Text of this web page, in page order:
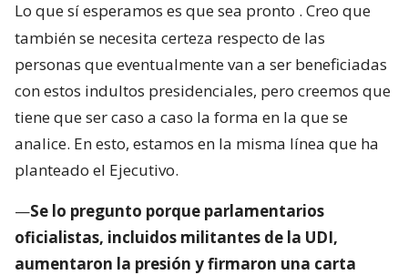
Lo que sí esperamos es que sea pronto . Creo que
también se necesita certeza respecto de las
personas que eventualmente van a ser beneficiadas
con estos indultos presidenciales, pero creemos que
tiene que ser caso a caso la forma en la que se
analice. En esto, estamos en la misma línea que ha
planteado el Ejecutivo.
—Se lo pregunto porque parlamentarios
oficialistas, incluidos militantes de la UDI,
aumentaron la presión y firmaron una carta